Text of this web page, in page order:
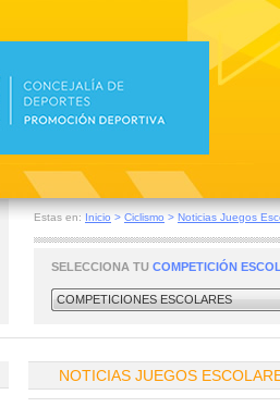
Estas en: Inicio > Ciclismo > Noticias Juegos
SELECCIONA TU COMPETICIÓN
COMPETICIONES ESCOLARES
NOTICIAS JUEGOS